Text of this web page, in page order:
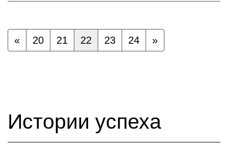
« 20 21 22 23 24 »
Истории успеха